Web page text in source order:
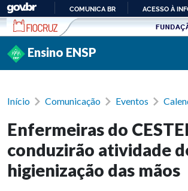
Ir para conteúdo
PARA
COMUNICA BR ACESSO À
Ensino ENSP
Início Comunicação Eventos
Enfermeiras do
conduzirão atividade
higienização das mãos